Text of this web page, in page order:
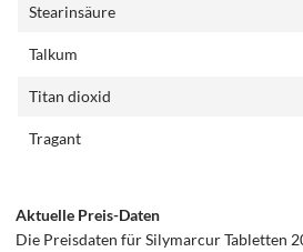
Stearinsäure
Talkum
Titan dioxid
Tragant
Aktuelle Preis-Daten
Die Preisdaten für Silymarcur Tabletten